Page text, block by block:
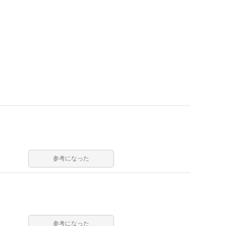
参考になった
参考になった